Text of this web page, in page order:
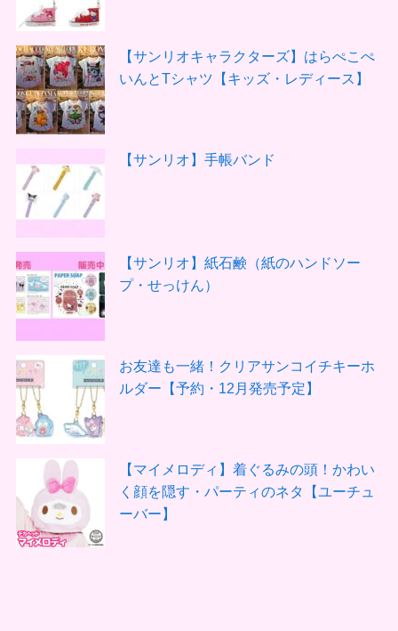
【サンリオキャラクターズ】はらぺこぺ
いんとTシャツ【キッズ・レディース】
【サンリオ】手帳バンド
【サンリオ】紙石鹸（紙のハンドソー
プ・せっけん）
お友達も一緒！クリアサンコイチキーホ
ルダー【予約・12月発売予定】
【マイメロディ】着ぐるみの頭！かわい
く顔を隠す・パーティのネタ【ユーチュ
ーバー】